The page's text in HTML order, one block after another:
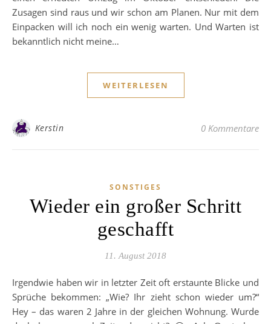
Zusagen sind raus und wir schon am Planen. Nur mit dem
Einpacken will ich noch ein wenig warten. Und Warten ist
bekanntlich nicht meine…
WEITERLESEN
Kerstin 0 Kommentare
SONSTIGES
Wieder ein großer Schritt
geschafft
11. August 2018
Irgendwie haben wir in letzter Zeit oft erstaunte Blicke und
Sprüche bekommen: „Wie? Ihr zieht schon wieder um?“
Hey – das waren 2 Jahre in der gleichen Wohnung. Wurde